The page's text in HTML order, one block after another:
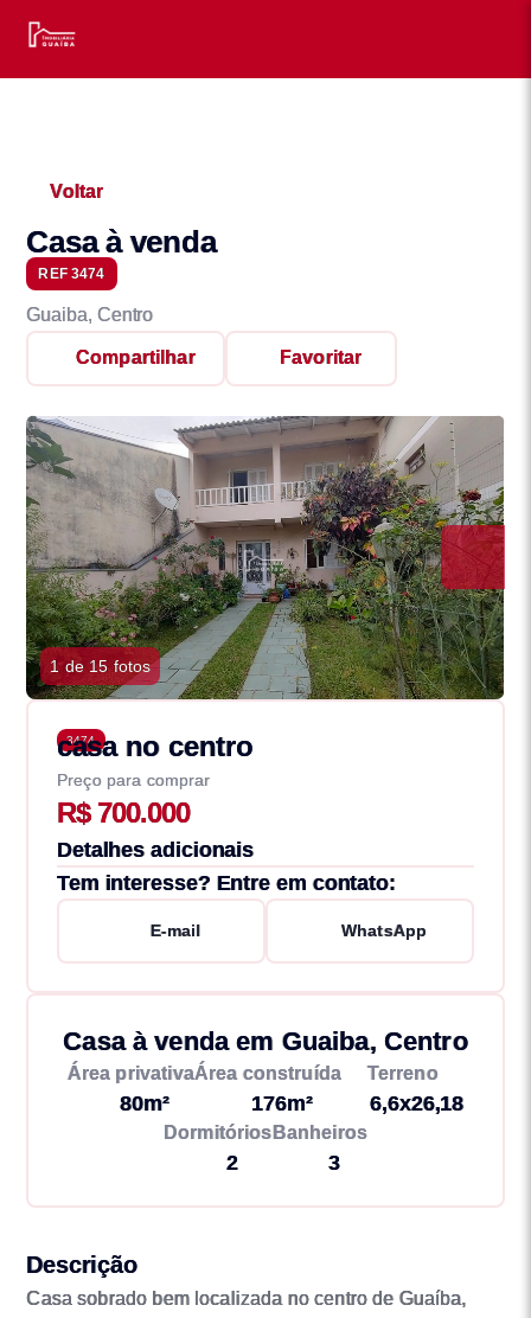
Voltar
Casa à venda
REF 3474
Guaiba, Centro
Compartilhar Favoritar
1 de 15 fotos
3474
casa no centro
Preço para comprar
R$ 700.000
Detalhes adicionais
Tem interesse? Entre em contato:
E-mail WhatsApp
Casa à venda em Guaiba, Centro
Área privativa
80m²
Área construída
176m²
Terreno
6,6x26,18
Dormitórios
2
Banheiros
3
Descrição
Casa sobrado bem localizada no centro de Guaíba,